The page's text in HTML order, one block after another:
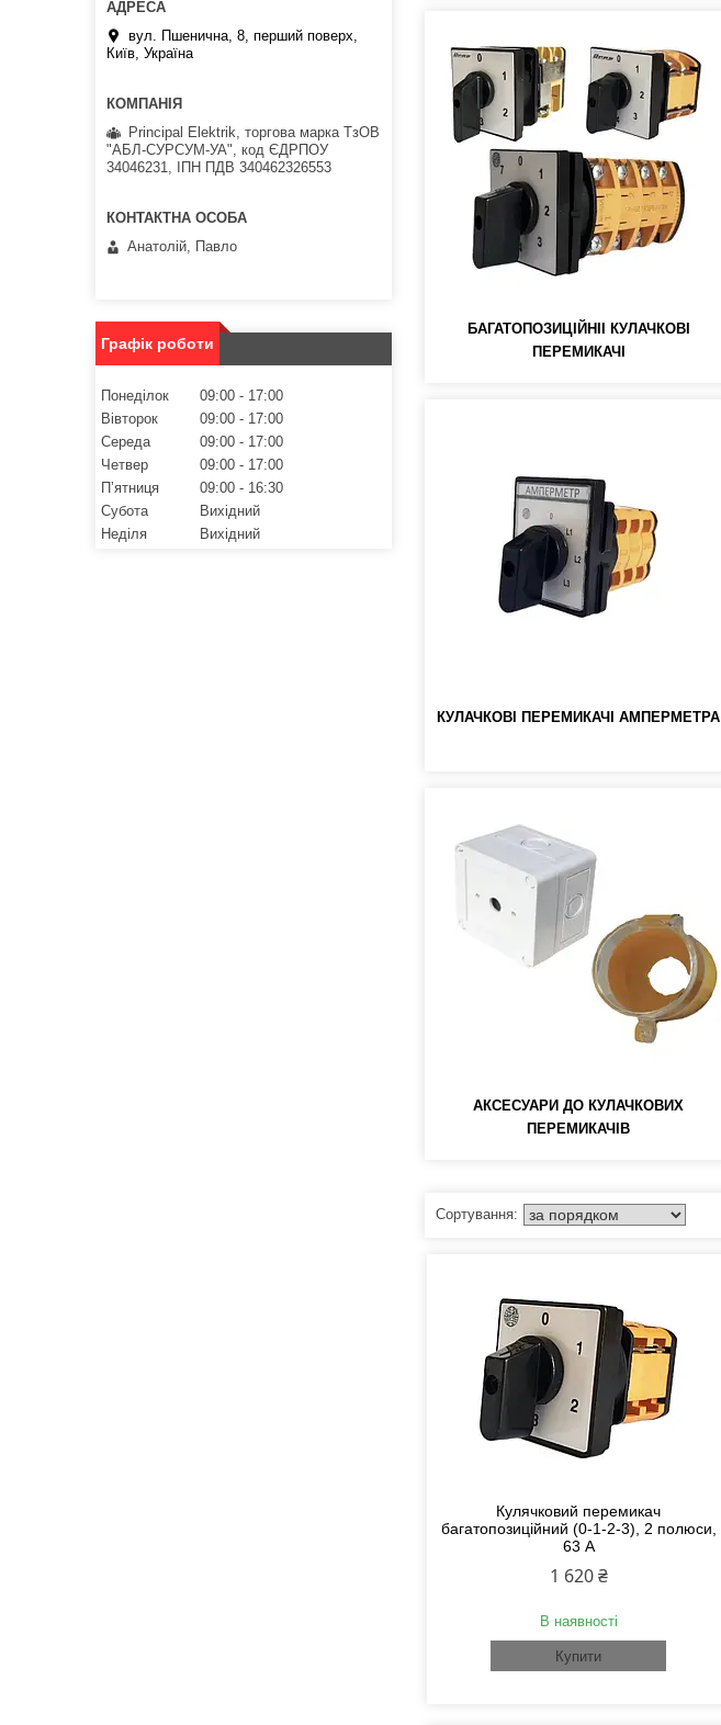
БАГАТОПОЗИЦІЙНІІ КУЛАЧКОВІ
ПЕРЕМИКАЧІ
КУЛАЧКОВІ ПЕРЕМИКАЧІ АМПЕРМЕТРА
АКСЕСУАРИ ДО КУЛАЧКОВИХ
ПЕРЕМИКАЧІВ
Кулячковий перемикач
багатопозиційний (0-1-2-3), 2 полюси,
63 А
1 620 ₴
В наявності
Купити
вул. Пшенична, 8, перший поверх,
Київ, Україна
Principal Elektrik, торгова марка ТзОВ
"АБЛ-СУРСУМ-УА", код ЄДРПОУ
34046231, ІПН ПДВ 340462326553
Анатолій, Павло
Графік роботи
Понеділок 09:00
17:00
Вівторок
09:00
17:00
Середа
09:00
17:00
Четвер
09:00
17:00
Пʼятниця
09:00
16:30
Субота
Вихідний
Неділя
Вихідний